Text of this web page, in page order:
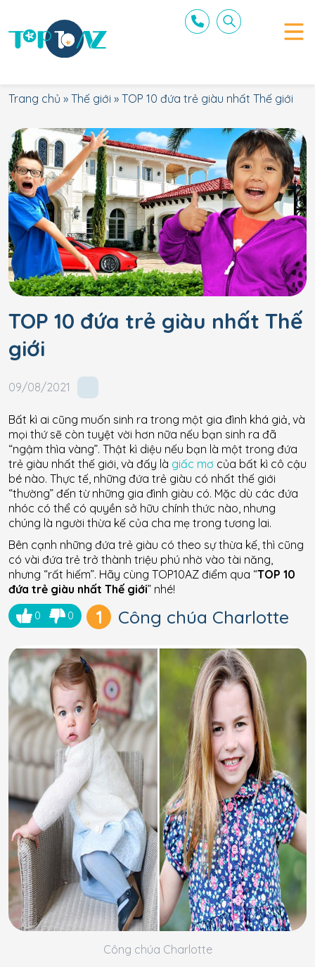
Trang chủ » Thế giới » TOP 10 đứa trẻ giàu nhất Thế giới
TOP 10 đứa trẻ giàu nhất Thế
giới
09/08/2021
Bất kì ai cũng muốn sinh ra trong một gia đình khá giả, và
mọi thứ sẽ còn tuyệt vời hơn nữa nếu bạn sinh ra đã
“ngậm thìa vàng”. Thật kì diệu nếu bạn là một trong đứa
trẻ giàu nhất thế giới, và đấy là giấc mơ của bất kì cô cậu
bé nào. Thực tế, những đứa trẻ giàu có nhất thế giới
“thường” đến từ những gia đình giàu có. Mặc dù các đứa
nhóc có thể có quyền sở hữu chính thức nào, nhưng
chúng là người thừa kế của cha mẹ trong tương lai.
Bên cạnh những đứa trẻ giàu có theo sự thừa kế, thì cũng
có vài đứa trẻ trở thành triệu phú nhờ vào tài năng,
nhưng “rất hiếm”. Hãy cùng TOP10AZ điểm qua “TOP 10
đứa trẻ giàu nhất Thế giới” nhé!
0 0 1 Công chúa Charlotte
Công chúa Charlotte